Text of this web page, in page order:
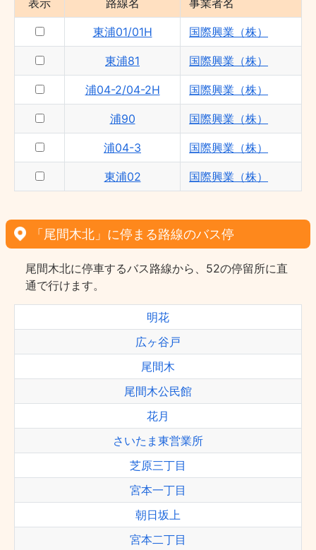
表示 路線名 事業者名
東浦01/01H 国際興業（株）
東浦81 国際興業（株）
浦04-2/04-2H 国際興業（株）
浦90 国際興業（株）
浦04-3 国際興業（株）
東浦02 国際興業（株）
「尾間木北」に停まる路線のバス停
尾間木北に停車するバス路線から、52の停留所に直
通で行けます。
明花
広ヶ谷戸
尾間木
尾間木公民館
花月
さいたま東営業所
芝原三丁目
宮本一丁目
朝日坂上
宮本二丁目